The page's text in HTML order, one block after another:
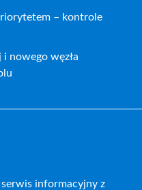
– kontrole
nowego węzła
informacyjny z